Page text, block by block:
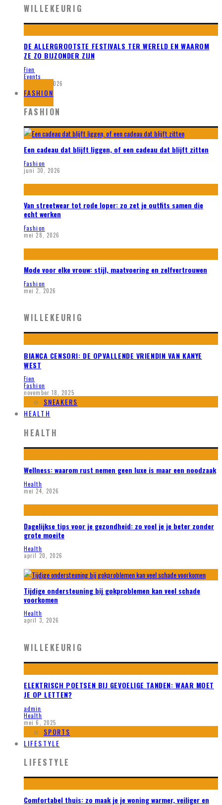
WILLEKEURIG
DE ALLERGROOTSTE FESTIVALS TER WERELD EN WAAROM
ZE ZO BIJZONDER ZIJN
Fien
Events
maart 7, 2026
FASHION
FASHION
Een cadeau dat blijft liggen, of een cadeau dat blijft zitten
Fashion
juni 30, 2026
Van streetwear tot rode loper: zo zet je outfits samen die
echt werken
Fashion
mei 28, 2026
Mode voor elke vrouw: stijl, maatvoering en zelfvertrouwen
Fashion
mei 2, 2026
WILLEKEURIG
BIANCA CENSORI: DE OPVALLENDE VRIENDIN VAN KANYE
WEST
Fien
Fashion
november 18, 2025
SNEAKERS
HEALTH
HEALTH
Wellness: waarom rust nemen geen luxe is maar een noodzaak
Health
mei 24, 2026
Dagelijkse tips voor je gezondheid: zo voel je je beter zonder
grote moeite
Health
april 20, 2026
Tijdige ondersteuning bij gokproblemen kan veel schade
voorkomen
Health
april 3, 2026
WILLEKEURIG
ELEKTRISCH POETSEN BIJ GEVOELIGE TANDEN: WAAR MOET
JE OP LETTEN?
admin
Health
mei 6, 2025
SPORTS
LIFESTYLE
LIFESTYLE
Comfortabel thuis: zo maak je je woning warmer, veiliger en